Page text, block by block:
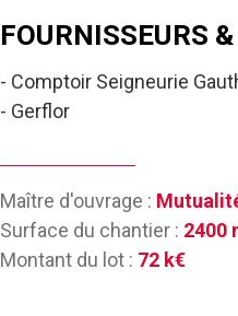
FOURNISSEURS
Comptoir Seigneurie
Gerflor
Maître d'ouvrage :
Surface du chantier : 2400
Montant du lot : 72 k€